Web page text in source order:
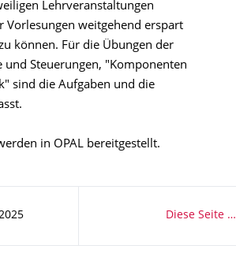
Lehrveranstaltungen
Vorlesungen weitgehend erspart
können. Für die Übungen der
Steuerungen, "Komponenten
sind die Aufgaben und die
in OPAL bereitgestellt.
Diese Seite …